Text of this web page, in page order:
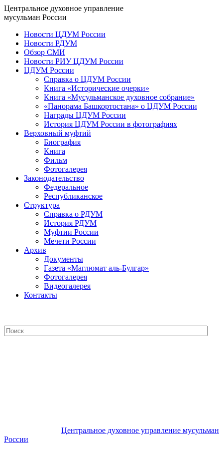
Центральное духовное управление
мусульман России
Новости ЦДУМ России
Новости РДУМ
Обзор СМИ
Новости РИУ ЦДУМ России
ЦДУМ России
Справка о ЦДУМ России
Книга «Исторические очерки»
Книга «Мусульманское духовное собрание»
«Панорама Башкортостана» о ЦДУМ России
Награды ЦДУМ России
История ЦДУМ России в фотографиях
Верховный муфтий
Биография
Книга
Фильм
Фотогалерея
Законодательство
Федеральное
Республиканское
Структура
Справка о РДУМ
История РДУМ
Муфтии России
Мечети России
Архив
Документы
Газета «Маглюмат аль-Булгар»
Фотогалерея
Видеогалерея
Контакты
Центральное духовное управление мусульман
России